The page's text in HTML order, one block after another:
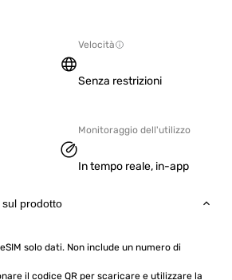
Velocità
Senza restrizioni
Monitoraggio dell'utilizzo
In tempo reale, in-app
prodotto
solo dati. Non include un numero di
il codice QR per scaricare e utilizzare la